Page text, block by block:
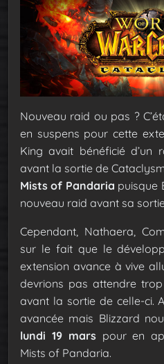
Nouveau raid ou pas ?
en suspens pour cette
King avait bénéficié d’un
avant la sortie de
Mists of Pandaria puisque
nouveau raid avant sa
Cependant, Nathaera,
sur le fait que le
extension avance à vive
devrions pas attendre
avant la sortie de celle-ci.
avancée mais Blizzard
lundi 19 marspour en
Mists of Pandaria.